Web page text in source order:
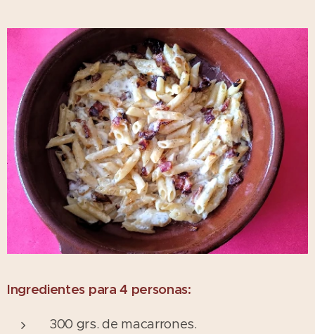
Ingredientes para 4 personas:
300 grs. de macarrones.